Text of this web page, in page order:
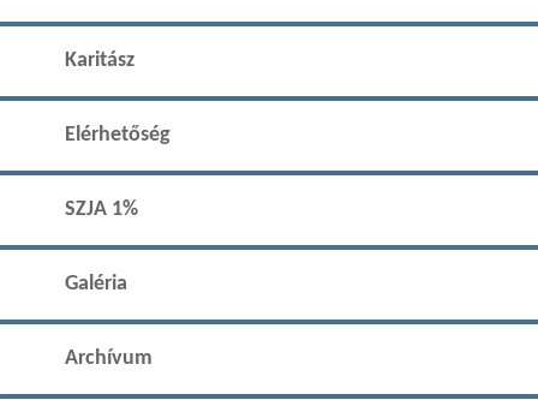
Karitász
Elérhetőség
SZJA 1%
Galéria
Archívum